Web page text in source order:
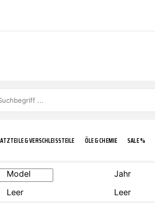
& VERSCHLEISSTEILE ÖLE & CHEMIE SALE %
KÜHLERGRILL
CARCARE
FROSTSCHUTZ
ADDINOL
Model
Leer
Jahr
Leer